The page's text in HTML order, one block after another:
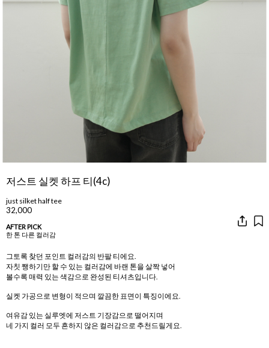
저스트 실켓 하프 티(4c)
just silket half tee
32,000
AFTER PICK
한 톤 다른 컬러감
그토록 찾던 포인트 컬러감의 반팔 티에요.
자칫 쨍하기만 할 수 있는 컬러감에 바랜 톤을 살짝 넣어
볼수록 매력 있는 색감으로 완성된 티셔츠입니다.
실켓 가공으로 변형이 적으며 깔끔한 표면이 특징이에요.
여유감 있는 실루엣에 저스트 기장감으로 떨어지며
네 가지 컬러 모두 흔하지 않은 컬러감으로 추천드릴게요.